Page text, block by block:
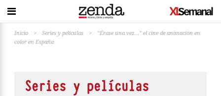
Inicio > Series y películas >
“Érase una vez…” el cine de animación en
color en España
Series y películas